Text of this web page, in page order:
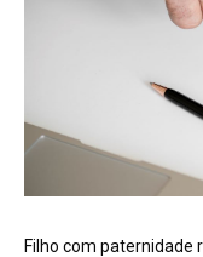
Filho com paternidade